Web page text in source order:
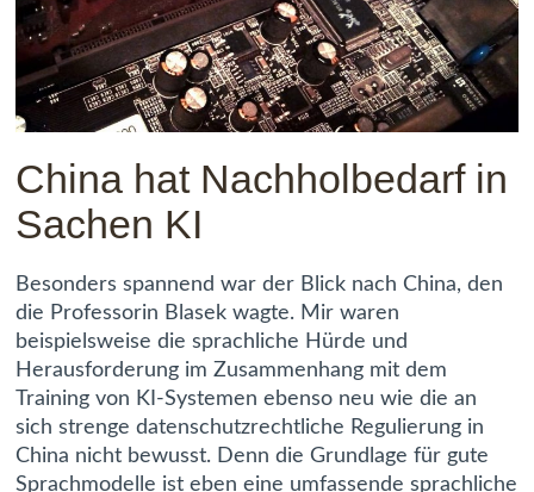
China hat Nachholbedarf in
Sachen KI
Besonders spannend war der Blick nach China, den
die Professorin Blasek wagte. Mir waren
beispielsweise die sprachliche Hürde und
Herausforderung im Zusammenhang mit dem
Training von KI-Systemen ebenso neu wie die an
sich strenge datenschutzrechtliche Regulierung in
China nicht bewusst. Denn die Grundlage für gute
Sprachmodelle ist eben eine umfassende sprachliche